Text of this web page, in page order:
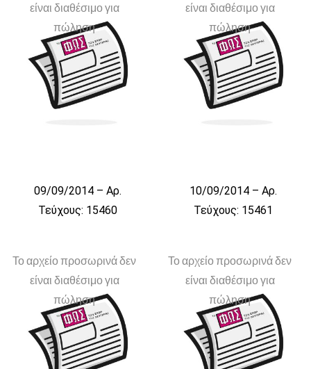
είναι διαθέσιμο για
πώληση
09/09/2014 – Αρ.
Τεύχους: 15460
είναι διαθέσιμο για
πώληση
10/09/2014 – Αρ.
Τεύχους: 15461
Το αρχείο προσωρινά δεν
είναι διαθέσιμο για
πώληση
Το αρχείο προσωρινά δεν
είναι διαθέσιμο για
πώληση